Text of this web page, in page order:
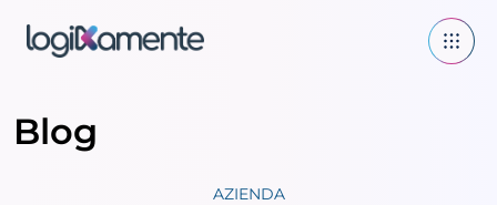
Blog
AZIENDA